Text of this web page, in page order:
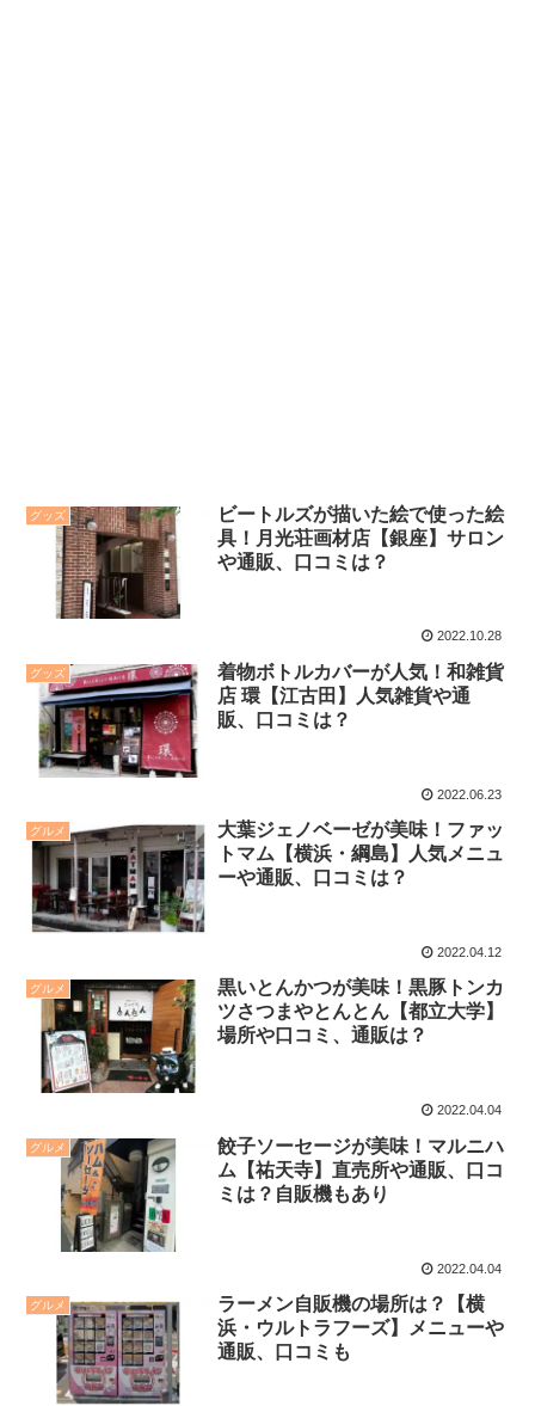
グッズ
ビートルズが描いた絵で使った絵
具！月光荘画材店【銀座】サロン
や通販、口コミは？
2022.10.28
グッズ
着物ボトルカバーが人気！和雑貨
店 環【江古田】人気雑貨や通
販、口コミは？
2022.06.23
グルメ
大葉ジェノベーゼが美味！ファッ
トマム【横浜・綱島】人気メニュ
ーや通販、口コミは？
2022.04.12
グルメ
黒いとんかつが美味！黒豚トンカ
ツさつまやとんとん【都立大学】
場所や口コミ、通販は？
2022.04.04
グルメ
餃子ソーセージが美味！マルニハ
ム【祐天寺】直売所や通販、口コ
ミは？自販機もあり
2022.04.04
グルメ
ラーメン自販機の場所は？【横
浜・ウルトラフーズ】メニューや
通販、口コミも